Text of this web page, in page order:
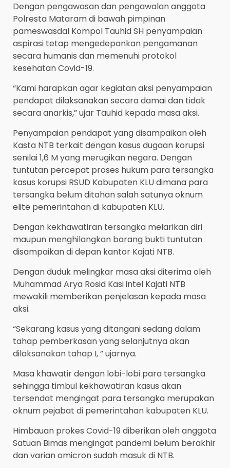
Dengan pengawasan dan pengawalan anggota
Polresta Mataram di bawah pimpinan
pameswasdal Kompol Tauhid SH penyampaian
aspirasi tetap mengedepankan pengamanan
secara humanis dan memenuhi protokol
kesehatan Covid-19.
“Kami harapkan agar kegiatan aksi penyampaian
pendapat dilaksanakan secara damai dan tidak
secara anarkis,” ujar Tauhid kepada masa aksi.
Penyampaian pendapat yang disampaikan oleh
Kasta NTB terkait dengan kasus dugaan korupsi
senilai 1,6 M yang merugikan negara. Dengan
tuntutan percepat proses hukum para tersangka
kasus korupsi RSUD Kabupaten KLU dimana para
tersangka belum ditahan salah satunya oknum
elite pemerintahan di kabupaten KLU.
Dengan kekhawatiran tersangka melarikan diri
maupun menghilangkan barang bukti tuntutan
disampaikan di depan kantor Kajati NTB.
Dengan duduk melingkar masa aksi diterima oleh
Muhammad Arya Rosid Kasi intel Kajati NTB
mewakili memberikan penjelasan kepada masa
aksi.
“Sekarang kasus yang ditangani sedang dalam
tahap pemberkasan yang selanjutnya akan
dilaksanakan tahap I, ” ujarnya.
Masa khawatir dengan lobi-lobi para tersangka
sehingga timbul kekhawatiran kasus akan
tersendat mengingat para tersangka merupakan
oknum pejabat di pemerintahan kabupaten KLU.
Himbauan prokes Covid-19 diberikan oleh anggota
Satuan Bimas mengingat pandemi belum berakhir
dan varian omicron sudah masuk di NTB.